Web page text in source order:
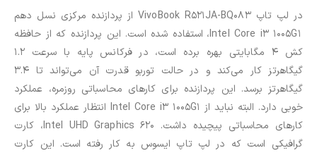
در لپ تاپ VivoBook R521JA-BQ083 از پردازنده مرکزی نسل دهم
Intel Core i3 1005G1، استفاده شده است. این پردازنده که از حافظه
کش 4 مگابایتی بهره برده است، در فرکانس پایه با سرعت 1.2
گیگاهرتز کار می‌کند و در حالت توربو قدرت آن می‌تواند تا 3.4
گیگاهرتز برسد. این پردازنده برای کارهای محاسباتی روزمره، عملکرد
خوبی دارد. البته نباید از Intel Core i3 1005G1 انتظار عملکرد بالا برای
کارهای محاسباتی پیچیده داشت. Intel UHD Graphics 620، کارت
گرافیکی است که در لپ تاپ ایسوس به کار رفته است. این کارت